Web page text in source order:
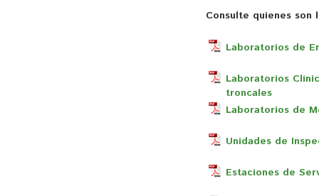
Consulte quienes son
Laboratorios de
Laboratorios
troncales
Laboratorios de
Unidades de
Estaciones de